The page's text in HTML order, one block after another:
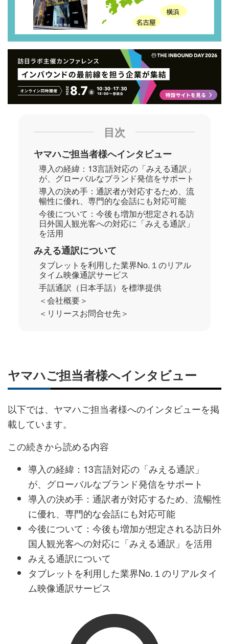
目次
ヤマハご担当者様へインタビュー
導入の経緯：13言語対応の「みえる通訳」
が、グローバルなブランド発信をサポート
導入の決め手：通訳者が対応するため、流
暢性に優れ、専門的な会話にも対応可能
今後について：今後も増加が想定される訪
日外国人観光客への対応に「みえる通訳」
を活用
みえる通訳について
タブレットを利用した業界No.１のリアル
タイム映像通訳サービス
手話通訳（日本手話）を標準提供
＜会社概要＞
＜リリースお問合せ先＞
ヤマハご担当者様へインタビュー
以下では、ヤマハご担当者様へのインタビューを掲
載しています。
この続きから読める内容
導入の経緯：13言語対応の「みえる通訳」
が、グローバルなブランド発信をサポート
導入の決め手：通訳者が対応するため、流暢性
に優れ、専門的な会話にも対応可能
今後について：今後も増加が想定される訪日外
国人観光客への対応に「みえる通訳」を活用
みえる通訳について
タブレットを利用した業界No.１のリアルタイ
ム映像通訳サービス